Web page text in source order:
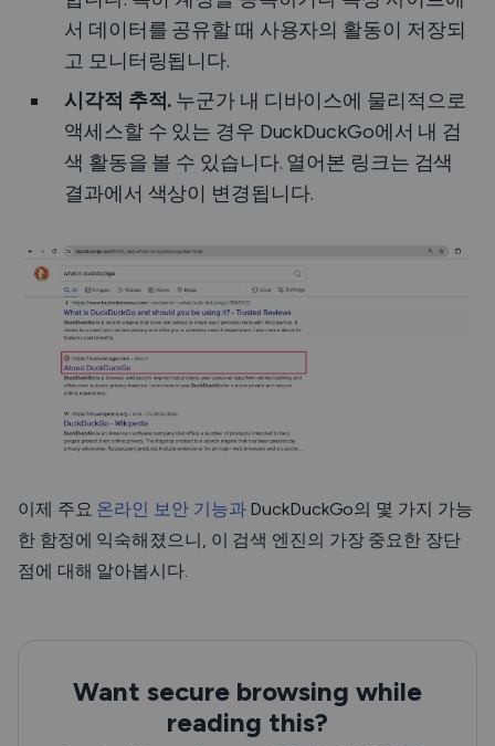
서 데이터를 공유할 때 사용자의 활동이 저장되
고 모니터링됩니다.
시각적 추적. 누군가 내 디바이스에 물리적으로
액세스할 수 있는 경우 DuckDuckGo에서 내 검
색 활동을 볼 수 있습니다. 열어본 링크는 검색
결과에서 색상이 변경됩니다.
이제 주요 온라인 보안 기능과DuckDuckGo의 몇 가지 가능
한 함정에 익숙해졌으니, 이 검색 엔진의 가장 중요한 장단
점에 대해 알아봅시다.
Want secure browsing while
reading this?